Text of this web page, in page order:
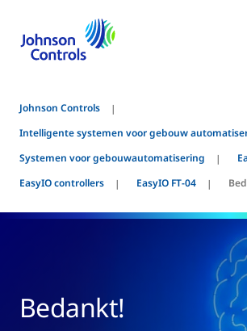
Johnson Controls
Intelligente systemen voor gebouw
Systemen voor gebouwautomatisering
EasyIO controllers
EasyIO FT-04
Bedankt!